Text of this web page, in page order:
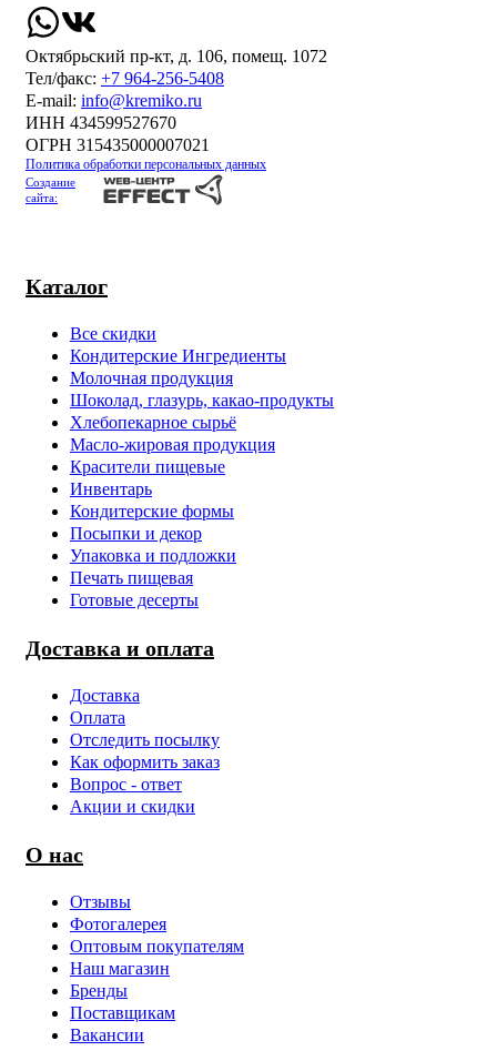
Каталог
Все скидки
Кондитерские Ингредиенты
Молочная продукция
Шоколад, глазурь, какао-продукты
Хлебопекарное сырьё
Масло-жировая продукция
Красители пищевые
Инвентарь
Кондитерские формы
Посыпки и декор
Упаковка и подложки
Печать пищевая
Готовые десерты
Доставка и оплата
Доставка
Оплата
Отследить посылку
Как оформить заказ
Вопрос - ответ
Акции и скидки
О нас
Отзывы
Фотогалерея
Оптовым покупателям
Наш магазин
Бренды
Поставщикам
Вакансии
Октябрьский пр-кт, д. 106, помещ. 1072
Тел/факс: +7 964-256-5408
Е-mail: info@kremiko.ru
ИНН 434599527670
ОГРН 315435000007021
Политика обработки персональных данных
Создание
сайта: